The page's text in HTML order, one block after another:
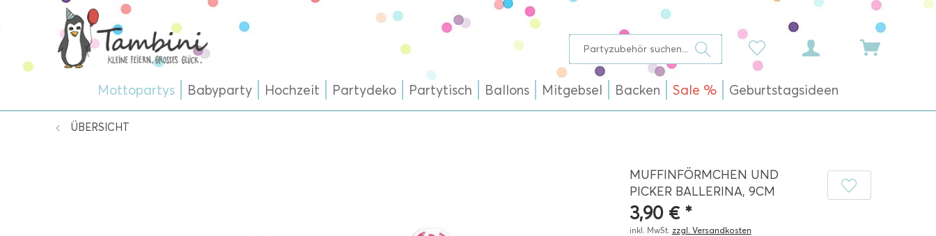
Mottopartys Babyparty Hochzeit Partydeko Partytisch Ballons Mitgebsel Backen Sale % Geburtstagsideen
ÜBERSICHT
MUFFINFÖRMCHEN UND
PICKER BALLERINA, 9CM
3,90 € *
inkl. MwSt. zzgl. Versandkosten